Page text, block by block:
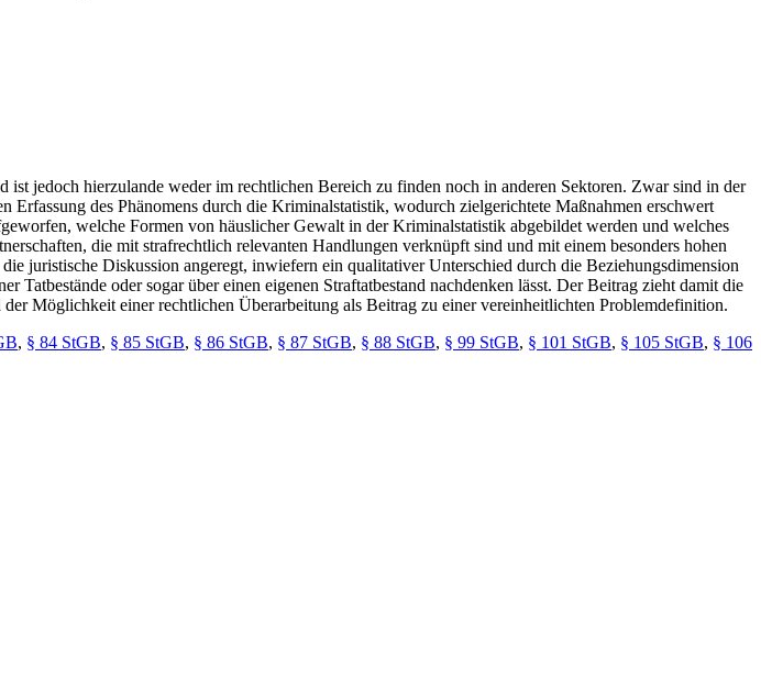
jedoch hierzulande weder im rechtlichen Bereich zu finden noch in anderen Sektoren. Zwar sind in der
des Phänomens durch die Kriminalstatistik, wodurch zielgerichtete Maßnahmen erschwert
welche Formen von häuslicher Gewalt in der Kriminalstatistik abgebildet werden und welches
die mit strafrechtlich relevanten Handlungen verknüpft sind und mit einem besonders hohen
juristische Diskussion angeregt, inwiefern ein qualitativer Unterschied durch die Beziehungsdimension
oder sogar über einen eigenen Straftatbestand nachdenken lässt. Der Beitrag zieht damit die
Möglichkeit einer rechtlichen Überarbeitung als Beitrag zu einer vereinheitlichten Problemdefinition.
, § 84 StGB, § 85 StGB, § 86 StGB, § 87 StGB, § 88 StGB, § 99 StGB, § 101 StGB, § 105 StGB, § 106